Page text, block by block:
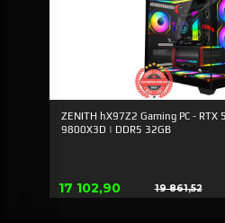
ZENITH hX97Z2 Gaming PC - RTX
9800X3D | DDR5 32GB
Tilbud
17 102,90 19 861,52